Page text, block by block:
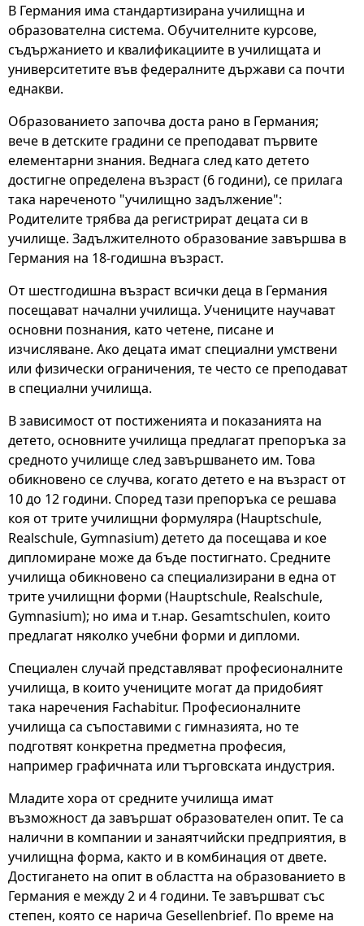
В Германия има стандартизирана училищна и
образователна система. Обучителните курсове,
съдържанието и квалификациите в училищата и
университетите във федералните държави са почти
еднакви.
Образованието започва доста рано в Германия;
вече в детските градини се преподават първите
елементарни знания. Веднага след като детето
достигне определена възраст (6 години), се прилага
така нареченото "училищно задължение":
Родителите трябва да регистрират децата си в
училище. Задължителното образование завършва в
Германия на 18-годишна възраст.
От шестгодишна възраст всички деца в Германия
посещават начални училища. Учениците научават
основни познания, като четене, писане и
изчисляване. Ако децата имат специални умствени
или физически ограничения, те често се преподават
в специални училища.
В зависимост от постиженията и показанията на
детето, основните училища предлагат препоръка за
средното училище след завършването им. Това
обикновено се случва, когато детето е на възраст от
10 до 12 години. Според тази препоръка се решава
коя от трите училищни формуляра (Hauptschule,
Realschule, Gymnasium) детето да посещава и кое
дипломиране може да бъде постигнато. Средните
училища обикновено са специализирани в една от
трите училищни форми (Hauptschule, Realschule,
Gymnasium); но има и т.нар. Gesamtschulen, които
предлагат няколко учебни форми и дипломи.
Специален случай представляват професионалните
училища, в които учениците могат да придобият
така наречения Fachabitur. Професионалните
училища са съпоставими с гимназията, но те
подготвят конкретна предметна професия,
например графичната или търговската индустрия.
Младите хора от средните училища имат
възможност да завършат образователен опит. Те са
налични в компании и занаятчийски предприятия, в
училищна форма, както и в комбинация от двете.
Достигането на опит в областта на образованието в
Германия е между 2 и 4 години. Те завършват със
степен, която се нарича Gesellenbrief. По време на